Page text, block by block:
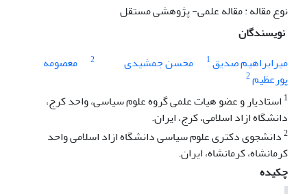
نوع مقاله : مقاله علمی- پژوهشی مستقل
نویسندگان
میرابراهیم صدیق1 محسن جمشیدی 2
معصومه
پورعظیم2
1 استادیار و عضو هیات علمی گروه علوم سیاسی، واحد کرج،
دانشگاه ازاد اسلامی، کرج، ایران.
2دانشجوی دکتری علوم سیاسی دانشگاه ازاد اسلامی واحد
کرمانشاه، کرمانشاه، ایران.
چکیده